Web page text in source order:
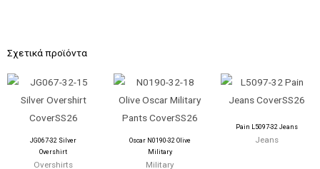
Σχετικά προϊόντα
JG067-32 Silver
Overshirt
Overshirts
Oscar N0190-32 Olive
Military
Military
Pain L5097-32 Jeans
Jeans